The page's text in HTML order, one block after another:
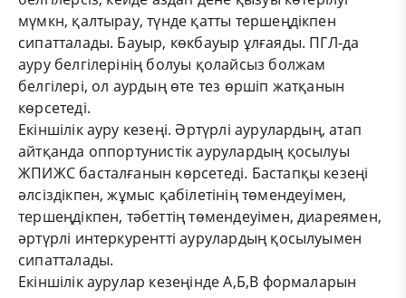
мүмкн, қалтырау, түнде қатты тершеңдікпен
сипатталады. Бауыр, көкбауыр ұлғаяды. ПГЛ-да
ауру белгілерінің болуы қолайсыз болжам
белгілері, ол аурдың өте тез өршіп жатқанын
көрсетеді.
Екіншілік ауру кезеңі. Әртүрлі аурулардың, атап
айтқанда оппортунистік аурулардың қосылуы
ЖПИЖС басталғанын көрсетеді. Бастапқы кезеңі
әлсіздікпен, жұмыс қабілетінің төмендеуімен,
тершеңдікпен, тәбеттің төмендеуімен, диареямен,
әртүрлі интеркурентті аурулардың қосылуымен
сипатталады.
Екіншілік аурулар кезеңінде А,Б,В формаларын